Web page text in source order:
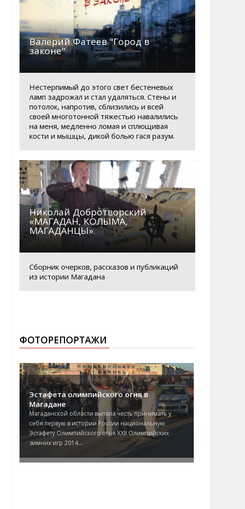
Валерий Фатеев "Город в
законе"
Нестерпимый до этого свет бестеневых
ламп задрожал и стал удаляться. Стены и
потолок, напротив, сблизились и всей
своей многотонной тяжестью навалились
на меня, медленно ломая и сплющивая
кости и мышцы, дикой болью гася разум.
Николай Добротворский
«МАГАДАН, КОЛЫМА,
МАГАДАНЦЫ».
Сборник очерков, рассказов и публикаций
из истории Магадана
ФОТОРЕПОРТАЖИ
Эстафета олимпийского огня в
Магадане
Магаданской области выпала честь принимать у
себя первую в истории России национальную
Эстафету Олимпийского огня XXII Олимпийских
зимних игр 2014...